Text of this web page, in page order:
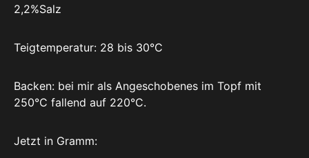
2,2%Salz
Teigtemperatur: 28 bis 30°C
Backen: bei mir als Angeschobenes im Topf mit
250°C fallend auf 220°C.
Jetzt in Gramm: